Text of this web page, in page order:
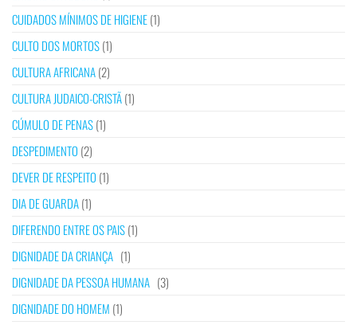
CUIDADOS MÍNIMOS DE HIGIENE(1)
CULTO DOS MORTOS(1)
CULTURA AFRICANA(2)
CULTURA JUDAICO-CRISTÃ(1)
CÚMULO DE PENAS(1)
DESPEDIMENTO (2)
DEVER DE RESPEITO (1)
DIA DE GUARDA(1)
DIFERENDO ENTRE OS PAIS(1)
DIGNIDADE DA CRIANÇA (1)
DIGNIDADE DA PESSOA HUMANA (3)
DIGNIDADE DO HOMEM (1)